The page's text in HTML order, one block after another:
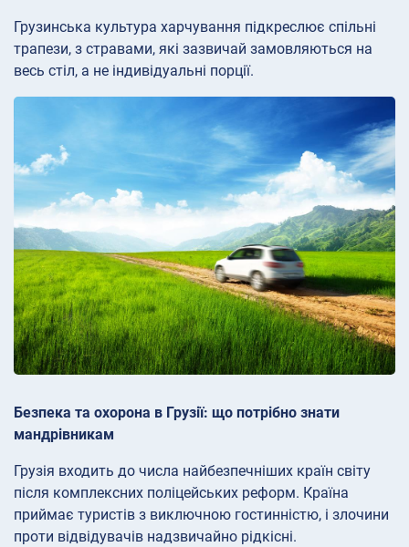
Грузинська культура харчування підкреслює спільні
трапези, з стравами, які зазвичай замовляються на
весь стіл, а не індивідуальні порції.
Безпека та охорона в Грузії: що потрібно знати
мандрівникам
Грузія входить до числа найбезпечніших країн світу
після комплексних поліцейських реформ. Країна
приймає туристів з виключною гостинністю, і злочини
проти відвідувачів надзвичайно рідкісні.